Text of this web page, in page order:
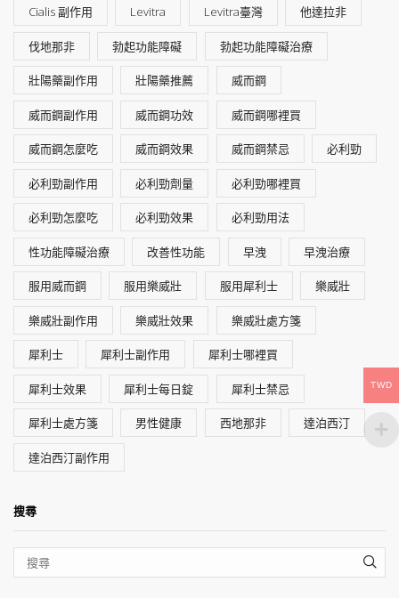
Cialis 副作用 Levitra Levitra臺灣 他達拉非
伐地那非 勃起功能障礙 勃起功能障礙治療
壯陽藥副作用 壯陽藥推薦 威而鋼
威而鋼副作用 威而鋼功效 威而鋼哪裡買
威而鋼怎麼吃 威而鋼效果 威而鋼禁忌 必利勁
必利勁副作用 必利勁劑量 必利勁哪裡買
必利勁怎麼吃 必利勁效果 必利勁用法
性功能障礙治療 改善性功能 早洩 早洩治療
服用威而鋼 服用樂威壯 服用犀利士 樂威壯
樂威壯副作用 樂威壯效果 樂威壯處方箋
犀利士 犀利士副作用 犀利士哪裡買
犀利士效果 犀利士每日錠 犀利士禁忌
犀利士處方箋 男性健康 西地那非 達泊西汀
達泊西汀副作用
搜尋
TWD